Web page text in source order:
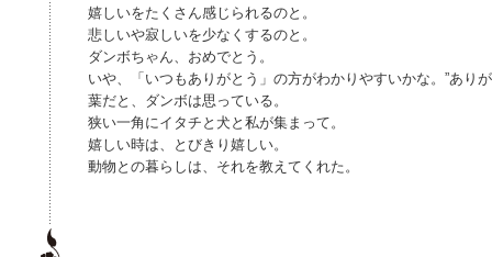
嬉しいをたくさん感じられるのと。
悲しいや寂しいを少なくするのと。
ダンボちゃん、おめでとう。
いや、「いつもありがとう」の方がわかりやすいかな。”あり
葉だと、ダンボは思っている。
狭い一角にイタチと犬と私が集まって。
嬉しい時は、とびきり嬉しい。
動物との暮らしは、それを教えてくれた。